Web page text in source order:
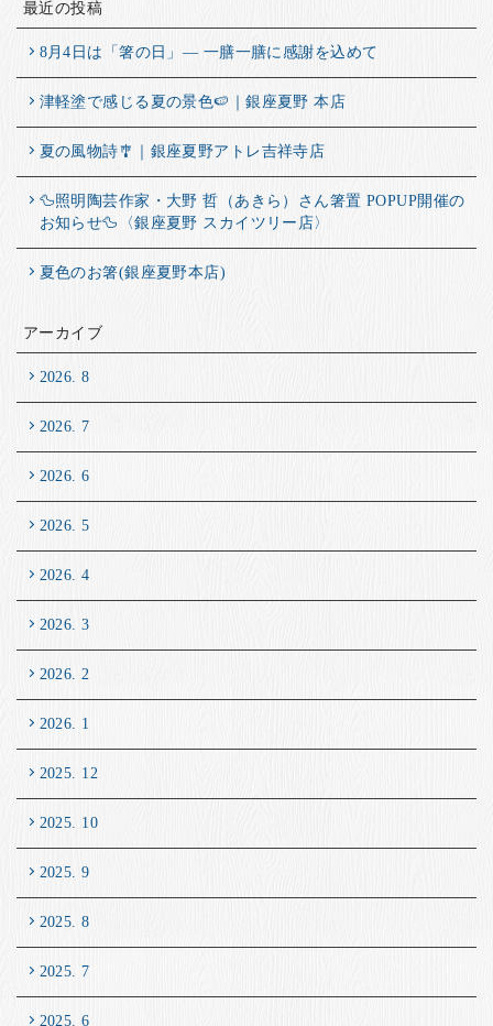
最近の投稿
8月4日は「箸の日」― 一膳一膳に感謝を込めて
津軽塗で感じる夏の景色🍉｜銀座夏野 本店
夏の風物詩🎐｜銀座夏野アトレ吉祥寺店
🦆照明陶芸作家・大野 哲（あきら）さん箸置 POPUP開催の
お知らせ🦆〈銀座夏野 スカイツリー店〉
夏色のお箸(銀座夏野本店)
アーカイブ
2026. 8
2026. 7
2026. 6
2026. 5
2026. 4
2026. 3
2026. 2
2026. 1
2025. 12
2025. 10
2025. 9
2025. 8
2025. 7
2025. 6